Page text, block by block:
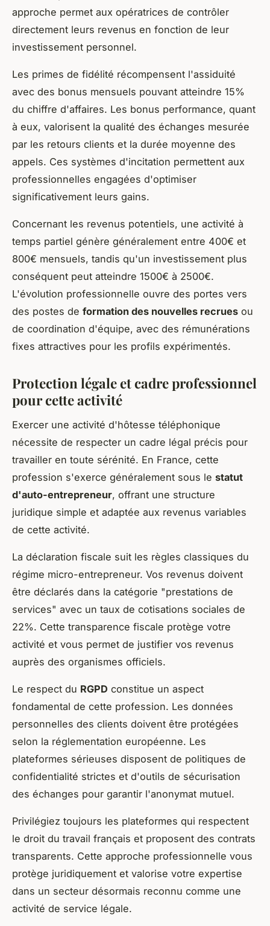
approche permet aux opératrices de contrôler
directement leurs revenus en fonction de leur
investissement personnel.
Les primes de fidélité récompensent l'assiduité
avec des bonus mensuels pouvant atteindre 15%
du chiffre d'affaires. Les bonus performance, quant
à eux, valorisent la qualité des échanges mesurée
par les retours clients et la durée moyenne des
appels. Ces systèmes d'incitation permettent aux
professionnelles engagées d'optimiser
significativement leurs gains.
Concernant les revenus potentiels, une activité à
temps partiel génère généralement entre 400€ et
800€ mensuels, tandis qu'un investissement plus
conséquent peut atteindre 1500€ à 2500€.
L'évolution professionnelle ouvre des portes vers
des postes de formation des nouvelles recrues ou
de coordination d'équipe, avec des rémunérations
fixes attractives pour les profils expérimentés.
Protection légale et cadre professionnel
pour cette activité
Exercer une activité d'hôtesse téléphonique
nécessite de respecter un cadre légal précis pour
travailler en toute sérénité. En France, cette
profession s'exerce généralement sous le statut
d'auto-entrepreneur, offrant une structure
juridique simple et adaptée aux revenus variables
de cette activité.
La déclaration fiscale suit les règles classiques du
régime micro-entrepreneur. Vos revenus doivent
être déclarés dans la catégorie "prestations de
services" avec un taux de cotisations sociales de
22%. Cette transparence fiscale protège votre
activité et vous permet de justifier vos revenus
auprès des organismes officiels.
Le respect du RGPD constitue un aspect
fondamental de cette profession. Les données
personnelles des clients doivent être protégées
selon la réglementation européenne. Les
plateformes sérieuses disposent de politiques de
confidentialité strictes et d'outils de sécurisation
des échanges pour garantir l'anonymat mutuel.
Privilégiez toujours les plateformes qui respectent
le droit du travail français et proposent des contrats
transparents. Cette approche professionnelle vous
protège juridiquement et valorise votre expertise
dans un secteur désormais reconnu comme une
activité de service légale.